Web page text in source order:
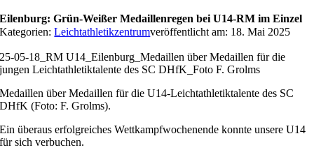
Eilenburg: Grün-Weißer Medaillenregen bei U14-RM im Einzel
Kategorien:Leichtathletikzentrumveröffentlicht am: 18. Mai 2025
25-05-18_RM U14_Eilenburg_Medaillen über Medaillen für die
jungen Leichtathletiktalente des SC DHfK_Foto F. Grolms
Medaillen über Medaillen für die U14-Leichtathletiktalente des SC
DHfK (Foto: F. Grolms).
Ein überaus erfolgreiches Wettkampfwochenende konnte unsere U14
für sich verbuchen.